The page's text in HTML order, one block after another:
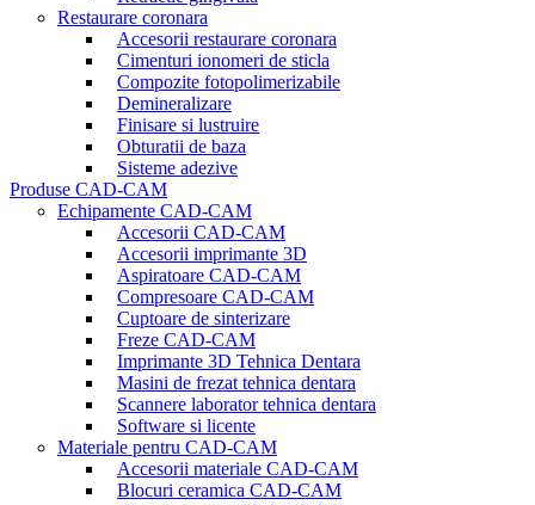
Restaurare coronara
Accesorii restaurare coronara
Cimenturi ionomeri de sticla
Compozite fotopolimerizabile
Demineralizare
Finisare si lustruire
Obturatii de baza
Sisteme adezive
Produse CAD-CAM
Echipamente CAD-CAM
Accesorii CAD-CAM
Accesorii imprimante 3D
Aspiratoare CAD-CAM
Compresoare CAD-CAM
Cuptoare de sinterizare
Freze CAD-CAM
Imprimante 3D Tehnica Dentara
Masini de frezat tehnica dentara
Scannere laborator tehnica dentara
Software si licente
Materiale pentru CAD-CAM
Accesorii materiale CAD-CAM
Blocuri ceramica CAD-CAM